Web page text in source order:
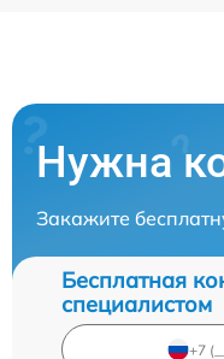
Нужна
Закажите
Бесплатная
специалистом